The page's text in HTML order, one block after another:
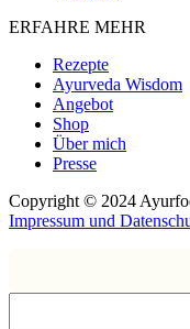
ERFAHRE MEHR
Rezepte
Ayurveda Wisdom
Angebot
Shop
Über mich
Presse
Copyright © 2024
Impressum und